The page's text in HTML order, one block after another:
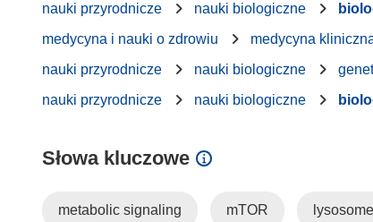
nauki przyrodnicze
nauki biologiczne
medycyna i nauki o zdrowiu
medycyna
nauki przyrodnicze
nauki biologiczne
nauki przyrodnicze
nauki biologiczne
Słowa kluczowe
metabolic signaling mTOR